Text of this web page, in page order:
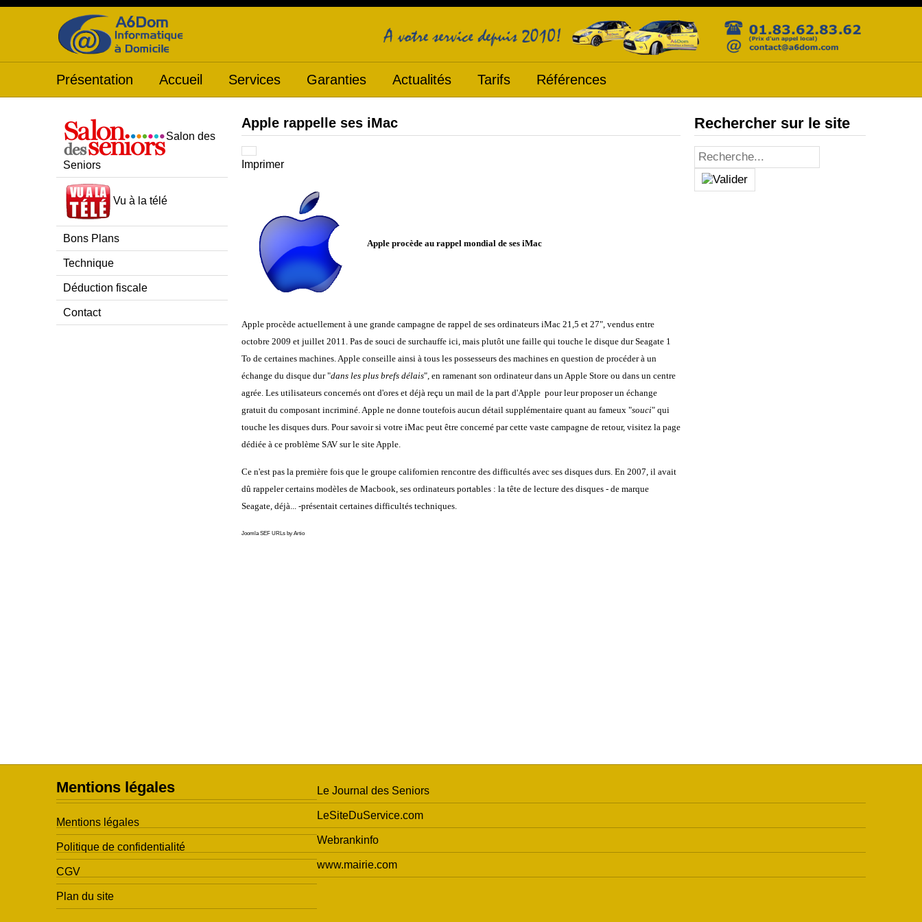
Présentation Accueil Services Garanties Actualités Tarifs Références
Salon des
Seniors
Vu à la télé
Bons Plans
Technique
Déduction fiscale
Contact
Apple rappelle ses iMac
Imprimer
Apple procède au rappel mondial de ses iMac
Apple procède actuellement à une grande campagne de rappel de ses ordinateurs iMac 21,5 et 27", vendus entre
octobre 2009 et juillet 2011. Pas de souci de surchauffe ici, mais plutôt une faille qui touche le disque dur Seagate 1
To de certaines machines. Apple conseille ainsi à tous les possesseurs des machines en question de procéder à un
échange du disque dur "dans les plus brefs délais", en ramenant son ordinateur dans un Apple Store ou dans un centre
agrée. Les utilisateurs concernés ont d'ores et déjà reçu un mail de la part d'Apple pour leur proposer un échange
gratuit du composant incriminé. Apple ne donne toutefois aucun détail supplémentaire quant au fameux "souci" qui
touche les disques durs. Pour savoir si votre iMac peut être concerné par cette vaste campagne de retour, visitez la page
dédiée à ce problème SAV sur le site Apple.
Ce n'est pas la première fois que le groupe californien rencontre des difficultés avec ses disques durs. En 2007, il avait
dû rappeler certains modèles de Macbook, ses ordinateurs portables : la tête de lecture des disques - de marque
Seagate, déjà... -présentait certaines difficultés techniques.
Joomla SEF URLs by Artio
Rechercher sur le site
Mentions légales
Mentions légales
Politique de confidentialité
CGV
Plan du site
Le Journal des Seniors
LeSiteDuService.com
Webrankinfo
www.mairie.com